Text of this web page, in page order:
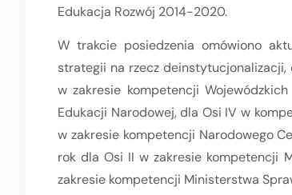
Edukacja Rozwój 2014-2020.
W trakcie posiedzenia omówiono
strategii na rzecz deinstytucjonalizacji,
w zakresie kompetencji
Edukacji Narodowej, dla Osi IV w
w zakresie kompetencji Narodowego
rok dla Osi II w zakresie kompetencji
zakresie kompetencji Ministerstwa